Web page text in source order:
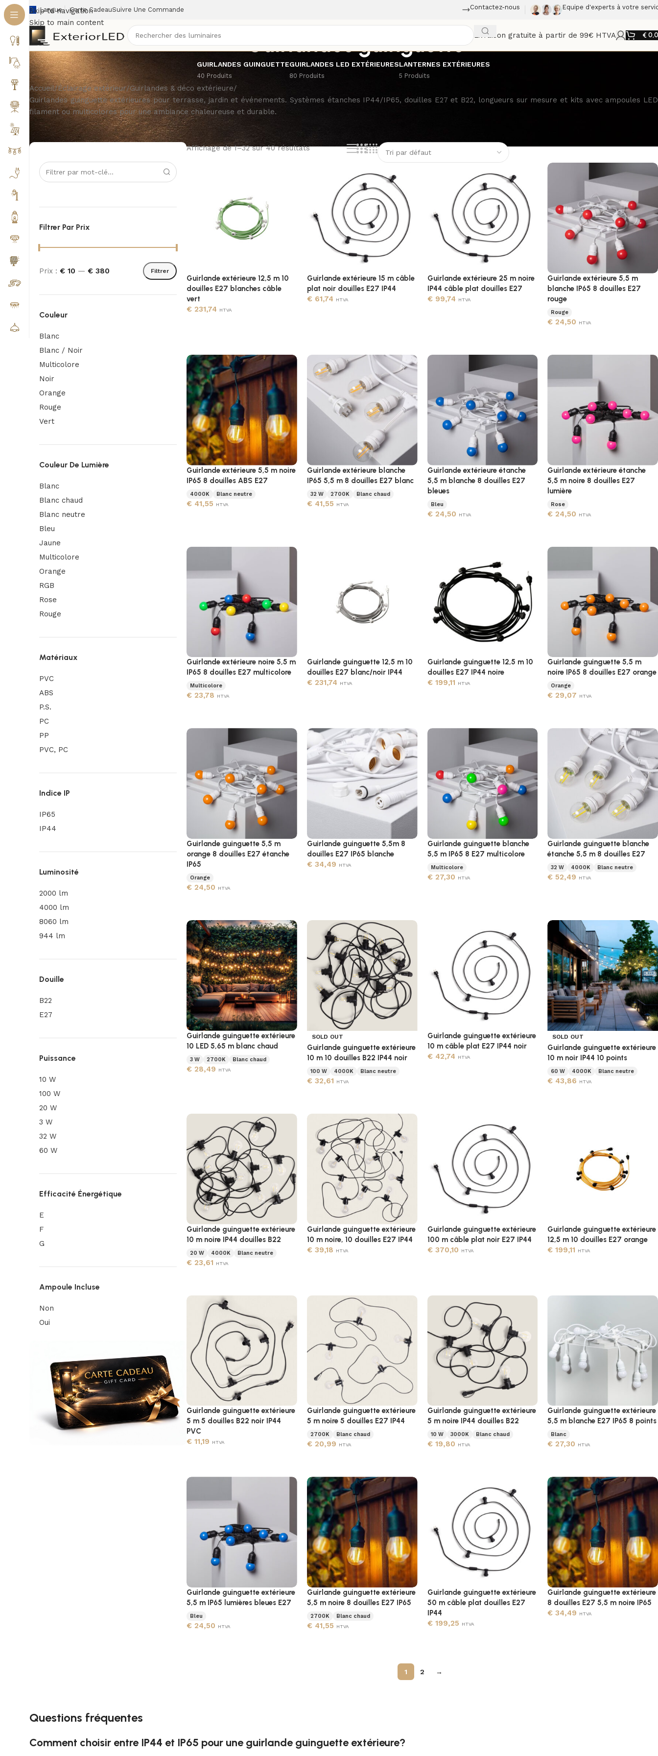
Skip to navigation
Skip to main content
Langue Carte CadeauSuivre Une Commande Contactez-nous Equipe d'experts à votre
Livraison gratuite à partir de 99€ HTVA €
Guirlandes guinguette
GUIRLANDES GUINGUETTE
40 Produits
GUIRLANDES LED EXTÉRIEURES
80 Produits
LANTERNES EXTÉRIEURES
5 Produits
Accueil/Éclairage extérieur/Guirlandes & déco extérieure/
Guirlandes guinguette extérieures pour terrasse, jardin et événements. Systèmes étanches IP44/IP65, douilles E27 et B22, longueurs sur mesure et kits avec ampoules LED
filament ou multicolores pour une ambiance chaleureuse et durable.
Filtrer Par Prix
Filtrer
Prix : € 10 — € 380
Couleur
Blanc
Blanc / Noir
Multicolore
Noir
Orange
Rouge
Vert
Couleur De Lumière
Blanc
Blanc chaud
Blanc neutre
Bleu
Jaune
Multicolore
Orange
RGB
Rose
Rouge
Matériaux
PVC
ABS
P.S.
PC
PP
PVC, PC
Indice IP
IP65
IP44
Luminosité
2000 lm
4000 lm
8060 lm
944 lm
Douille
B22
E27
Puissance
10 W
100 W
20 W
3 W
32 W
60 W
Efficacité Énergétique
E
F
G
Ampoule Incluse
Non
Oui
Affichage de 1–32 sur 40 résultats
Guirlande extérieure 12,5 m 10
douilles E27 blanches câble
vert
€ 231,74 HTVA
Guirlande extérieure 15 m câble
plat noir douilles E27 IP44
€61,74 HTVA
Guirlande extérieure 25 m noire
IP44 câble plat douilles E27
€99,74 HTVA
Guirlande extérieure 5,5 m
blanche IP65 8 douilles E27
rouge
Rouge
€ 24,50 HTVA
Guirlande extérieure 5,5 m noire
IP65 8 douilles ABS E27
4000K Blanc neutre
€ 41,55 HTVA
Guirlande extérieure blanche
IP65 5,5 m 8 douilles E27 blanc
32 W 2700K Blanc chaud
€41,55 HTVA
Guirlande extérieure étanche
5,5 m blanche 8 douilles E27
bleues
Bleu
€24,50 HTVA
Guirlande extérieure étanche
5,5 m noire 8 douilles E27
lumière
Rose
€ 24,50 HTVA
Guirlande extérieure noire 5,5 m
IP65 8 douilles E27 multicolore
Multicolore
€ 23,78 HTVA
Guirlande guinguette 12,5 m 10
douilles E27 blanc/noir IP44
€231,74 HTVA
Guirlande guinguette 12,5 m 10
douilles E27 IP44 noire
€199,11 HTVA
Guirlande guinguette 5,5 m
noire IP65 8 douilles E27 orange
Orange
€ 29,07 HTVA
Guirlande guinguette 5,5 m
orange 8 douilles E27 étanche
IP65
Orange
€ 24,50 HTVA
Guirlande guinguette 5,5m 8
douilles E27 IP65 blanche
€34,49 HTVA
Guirlande guinguette blanche
5,5 m IP65 8 E27 multicolore
Multicolore
€27,30 HTVA
Guirlande guinguette blanche
étanche 5,5 m 8 douilles E27
32 W 4000K Blanc neutre
€ 52,49 HTVA
Guirlande guinguette extérieure
10 LED 5,65 m blanc chaud
3 W 2700K Blanc chaud
€ 28,49 HTVA
SOLD OUT
Guirlande guinguette extérieure
10 m 10 douilles B22 IP44 noir
100 W 4000K Blanc neutre
€32,61 HTVA
Guirlande guinguette extérieure
10 m câble plat E27 IP44 noir
€42,74 HTVA
SOLD OUT
Guirlande guinguette extérieure
10 m noir IP44 10 points
60 W 4000K Blanc neutre
€ 43,86 HTVA
Guirlande guinguette extérieure
10 m noire IP44 douilles B22
20 W 4000K Blanc neutre
€ 23,61 HTVA
Guirlande guinguette extérieure
10 m noire, 10 douilles E27 IP44
€39,18 HTVA
Guirlande guinguette extérieure
100 m câble plat noir E27 IP44
€370,10 HTVA
Guirlande guinguette extérieure
12,5 m 10 douilles E27 orange
€ 199,11 HTVA
Guirlande guinguette extérieure
5 m 5 douilles B22 noir IP44
PVC
€ 11,19 HTVA
Guirlande guinguette extérieure
5 m noire 5 douilles E27 IP44
2700K Blanc chaud
€20,99 HTVA
Guirlande guinguette extérieure
5 m noire IP44 douilles B22
10 W 3000K Blanc chaud
€19,80 HTVA
Guirlande guinguette extérieure
5,5 m blanche E27 IP65 8 points
Blanc
€ 27,30 HTVA
Guirlande guinguette extérieure
5,5 m IP65 lumières bleues E27
Bleu
€ 24,50 HTVA
Guirlande guinguette extérieure
5,5 m noire 8 douilles E27 IP65
2700K Blanc chaud
€41,55 HTVA
Guirlande guinguette extérieure
50 m câble plat douilles E27
IP44
€199,25 HTVA
Guirlande guinguette extérieure
8 douilles E27 5,5 m noire IP65
€ 34,49 HTVA
1 2 →
Questions fréquentes
Comment choisir entre IP44 et IP65 pour une guirlande guinguette extérieure?